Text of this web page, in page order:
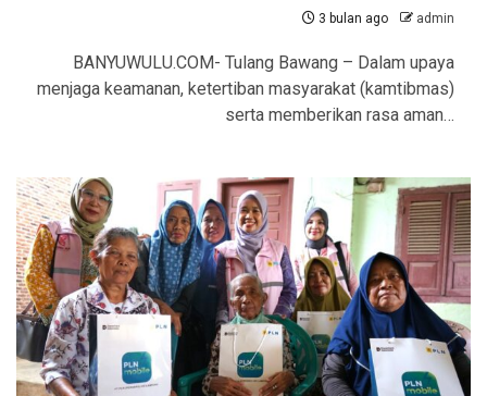
3 bulan ago admin
BANYUWULU.COM- Tulang Bawang – Dalam upaya
menjaga keamanan, ketertiban masyarakat (kamtibmas)
serta memberikan rasa aman…